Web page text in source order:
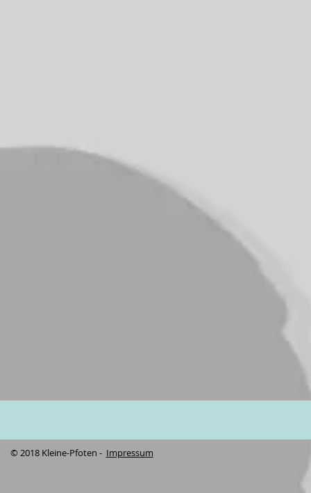
© 2018 Kleine-Pfoten - Impressum